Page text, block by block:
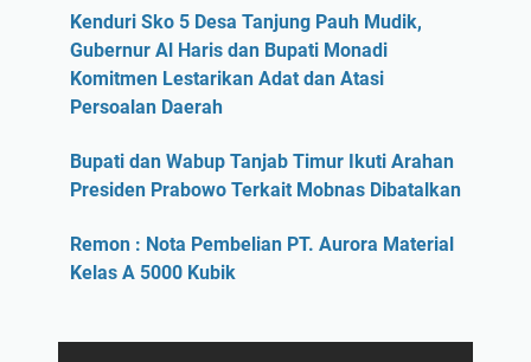
Kenduri Sko 5 Desa Tanjung Pauh Mudik,
Gubernur Al Haris dan Bupati Monadi
Komitmen Lestarikan Adat dan Atasi
Persoalan Daerah
Bupati dan Wabup Tanjab Timur Ikuti Arahan
Presiden Prabowo Terkait Mobnas Dibatalkan
Remon : Nota Pembelian PT. Aurora Material
Kelas A 5000 Kubik